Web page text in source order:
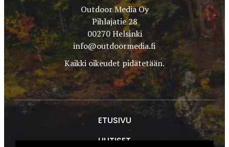
Outdoor Media Oy
Pihlajatie 28
00270 Helsinki
info@outdoormedia.fi
Kaikki oikeudet pidätetään.
ETUSIVU
UUTISET